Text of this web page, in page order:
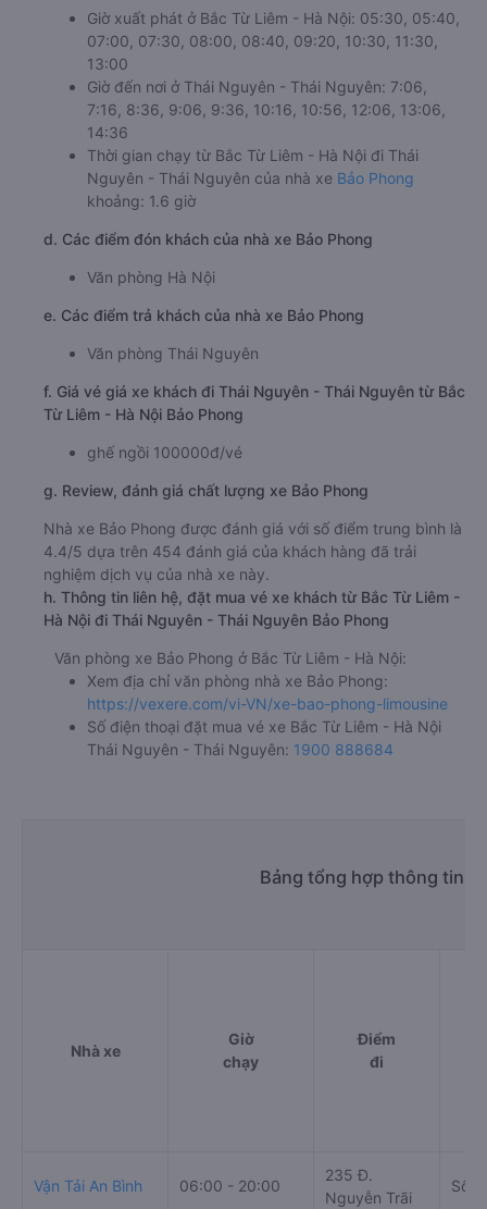
Giờ xuất phát ở Bắc Từ Liêm - Hà Nội: 05:30, 05:40,
07:00, 07:30, 08:00, 08:40, 09:20, 10:30, 11:30,
13:00
Giờ đến nơi ở Thái Nguyên - Thái Nguyên: 7:06,
7:16, 8:36, 9:06, 9:36, 10:16, 10:56, 12:06, 13:06,
14:36
Thời gian chạy từ Bắc Từ Liêm - Hà Nội đi Thái
Nguyên - Thái Nguyên của nhà xe Bảo Phong
khoảng: 1.6 giờ
d. Các điểm đón khách của nhà xe Bảo Phong
Văn phòng Hà Nội
e. Các điểm trả khách của nhà xe Bảo Phong
Văn phòng Thái Nguyên
f. Giá vé giá xe khách đi Thái Nguyên - Thái Nguyên từ Bắc
Từ Liêm - Hà Nội Bảo Phong
ghế ngồi 100000đ/vé
g. Review, đánh giá chất lượng xe Bảo Phong
Nhà xe Bảo Phong được đánh giá với số điểm trung bình là
4.4/5 dựa trên 454 đánh giá của khách hàng đã trải
nghiệm dịch vụ của nhà xe này.
h. Thông tin liên hệ, đặt mua vé xe khách từ Bắc Từ Liêm -
Hà Nội đi Thái Nguyên - Thái Nguyên Bảo Phong
Văn phòng xe Bảo Phong ở Bắc Từ Liêm - Hà Nội:
Xem địa chỉ văn phòng nhà xe Bảo Phong:
https://vexere.com/vi-VN/xe-bao-phong-limousine
Số điện thoại đặt mua vé xe Bắc Từ Liêm - Hà Nội
Thái Nguyên - Thái Nguyên: 1900 888684
Bảng tổng hợp thông tin
Nhà xe
Giờ
chạy
Điểm
đi
Vận Tải An Bình 06:00 - 20:00
235 Đ.
Nguyễn Trãi
Số